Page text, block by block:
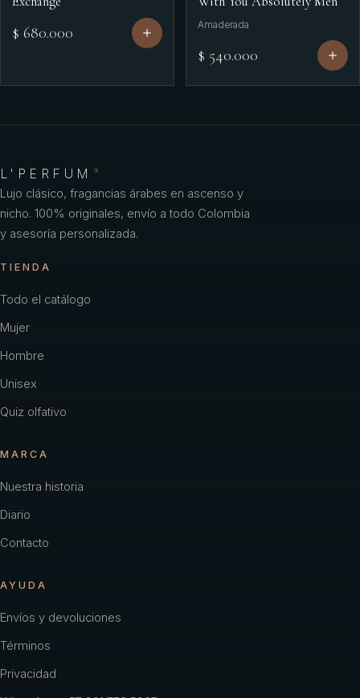
$ 680.000 Amaderada
$ 540.000
L'PERFUM ®
Lujo clásico, fragancias árabes en ascenso y
nicho. 100% originales, envío a todo Colombia
y asesoría personalizada.
TIENDA
Todo el catálogo
Mujer
Hombre
Unisex
Quiz olfativo
MARCA
Nuestra historia
Diario
Contacto
AYUDA
Envíos y devoluciones
Términos
Privacidad